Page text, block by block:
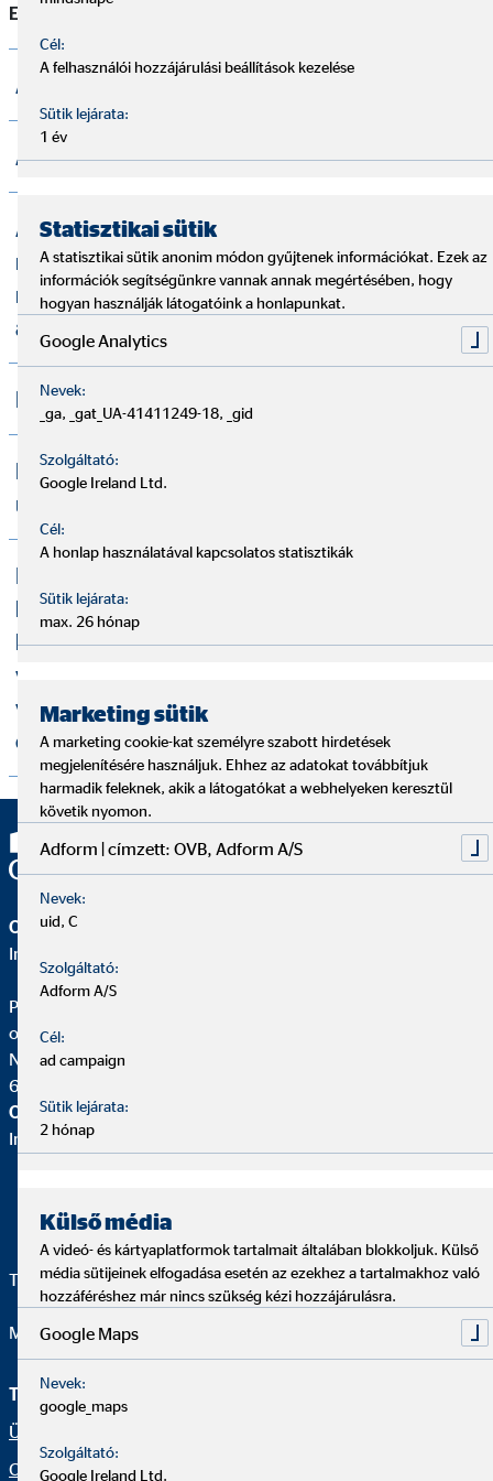
E-mail:
information@pallas.com
Adatkezelési Tájékoztató
Adatkezelési Szabályzat
Adatkezelési tájékoztató – az OVB által
működtetett visszaélés-bejelentési
rendszer keretei között történő
adatkezelésről
Panaszkezelési Szabályzat
Pénzügyi Szolgáltatásközvetítői
üzletszabályzat
Információk a belső visszaélés-
bejelentési rendszer működéséről, a
bejelentéssel kapcsolatos eljárásról,
valamint a panasztörvény szerinti
visszaélés-bejelentési rendszerekről és
eljárásokról
OVB Vermögensberatung Kft.
Iroda | Kecskemét
Péter Sebők
országos igazgató OVB
Nagykőrösi u. 12. I. em.
6000 Kecskemét
OVB Vermögensberatung Kft.
Iroda |
Telefon:+36 20/358 9092
Mail:bodnar.iroda@ovb.hu
Tanácsadói oldal
Ügyféltájékoztató
Csatlakozz hozzánk
Cél:
A felhasználói hozzájárulási beállítások kezelése
Sütik lejárata:
1 év
Statisztikai sütik
A statisztikai sütik anonim módon gyűjtenek információkat. Ezek az
információk segítségünkre vannak annak megértésében, hogy
hogyan használják látogatóink a honlapunkat.
Google Analytics
Nevek:
_ga, _gat_UA-41411249-18, _gid
Szolgáltató:
Google Ireland Ltd.
Cél:
A honlap használatával kapcsolatos statisztikák
Sütik lejárata:
max. 26 hónap
Marketing sütik
A marketing cookie-kat személyre szabott hirdetések
megjelenítésére használjuk. Ehhez az adatokat továbbítjuk
harmadik feleknek, akik a látogatókat a webhelyeken keresztül
követik nyomon.
Adform | címzett: OVB, Adform A/S
Nevek:
uid, C
Szolgáltató:
Adform A/S
Cél:
ad campaign
Sütik lejárata:
2 hónap
Külső média
A videó- és kártyaplatformok tartalmait általában blokkoljuk. Külső
média sütijeinek elfogadása esetén az ezekhez a tartalmakhoz való
hozzáféréshez már nincs szükség kézi hozzájárulásra.
Google Maps
Nevek:
google_maps
Szolgáltató:
Google Ireland Ltd.